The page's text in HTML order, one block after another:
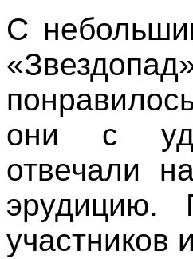
С
они с
отвечали
эрудицию.
участников